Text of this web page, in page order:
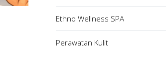
Ethno Wellness SPA
Perawatan Kulit